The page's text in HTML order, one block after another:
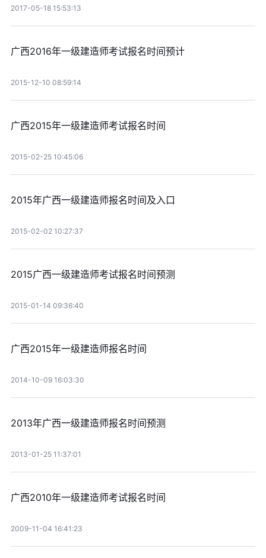
2017-05-18 15:53:13
广西2016年一级建造师考试报名时间预计
2015-12-10 08:59:14
广西2015年一级建造师考试报名时间
2015-02-25 10:45:06
2015年广西一级建造师报名时间及入口
2015-02-02 10:27:37
2015广西一级建造师考试报名时间预测
2015-01-14 09:36:40
广西2015年一级建造师报名时间
2014-10-09 16:03:30
2013年广西一级建造师报名时间预测
2013-01-25 11:37:01
广西2010年一级建造师考试报名时间
2009-11-04 16:41:23